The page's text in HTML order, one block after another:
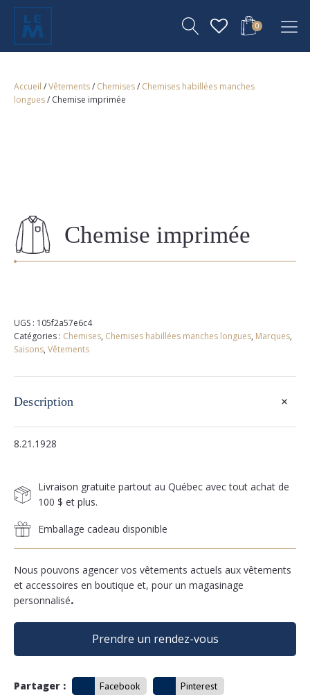
0
Accueil /Vêtements/ Chemises/ Chemises habillées manches
longues/ Chemise imprimée
Chemise imprimée
UGS : 105f2a57e6c4
Catégories : Chemises, Chemises habillées manches longues, Marques,
Saisons, Vêtements
Description +
8.21.1928
Livraison gratuite partout au Québec avec tout achat de
100 $ et plus.
Emballage cadeau disponible
Nous pouvons agencer vos vêtements actuels aux vêtements
et accessoires en boutique et, pour un magasinage
personnalisé.
Prendre un rendez-vous
Partager : Facebook
Pinterest